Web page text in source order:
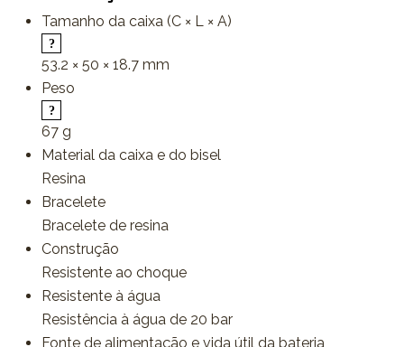
Tamanho da caixa (C × L × A)
53.2 × 50 × 18.7 mm
Peso
67 g
Material da caixa e do bisel
Resina
Bracelete
Bracelete de resina
Construção
Resistente ao choque
Resistente à água
Resistência à água de 20 bar
Fonte de alimentação e vida útil da bateria